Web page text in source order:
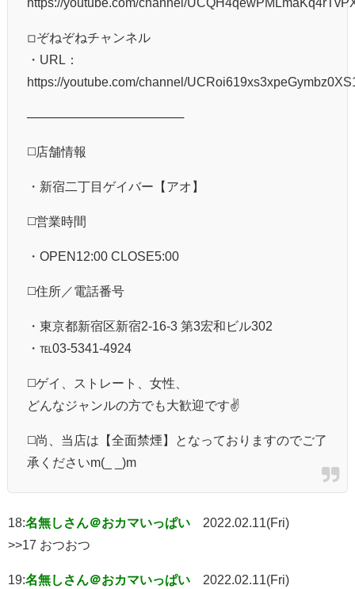
◽︎ぞねぞねチャンネル
・URL：
https://youtube.com/channel/
──────────────────
◻️店舗情報
・新宿二丁目ゲイバー【アオ】
◻️営業時間
・OPEN12:00 CLOSE5:00
◻️住所／電話番号
・東京都新宿区新宿2-16-3 第3宏和ビル302
・℡03-5341-4924
◻️ゲイ、ストレート、女性、
どんなジャンルの方でも大歓迎です✌️
◻️尚、当店は【全面禁煙】となっておりますのでご了
承くださいm(_ _)m
18:名無しさん＠おカマいっぱい
2022.02.11(Fri)
>>17 おつおつ
19:名無しさん＠おカマいっぱい
2022.02.11(Fri)